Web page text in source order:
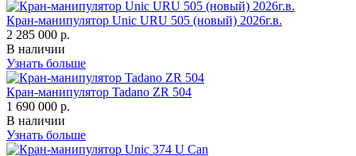
Кран-манипулятор Unic URU 505 (новый) 2026г.в.
2 285 000 р.
В наличии
Узнать больше
Кран-манипулятор Tadano ZR 504
1 690 000 р.
В наличии
Узнать больше